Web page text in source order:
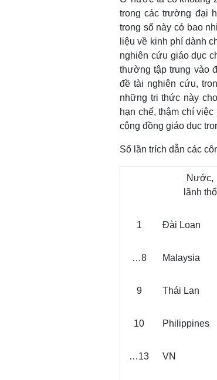
trong các trường đại
trong số này có bao
liệu về kinh phí dành
nghiên cứu giáo dục
thường tập trung vào
đề tài nghiên cứu,
những tri thức này
hạn chế, thậm chí
cộng đồng giáo dục
Số lần trích dẫn các
Nước,
lãnh thổ
1 Ðài Loan
…8 Malaysia
9 Thái Lan
10 Philippines
…13 VN